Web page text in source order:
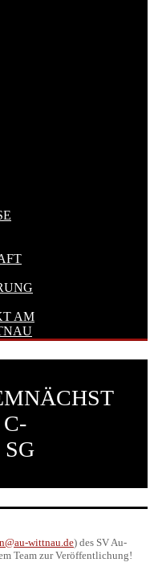
AM
wittnau.de) des SV Au-
Team zur Veröffentlichung!